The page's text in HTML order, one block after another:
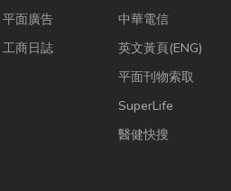
能...
平面廣告
工商日誌
中華電信
英文黃頁(ENG)
平面刊物索取
SuperLife
醫健快搜